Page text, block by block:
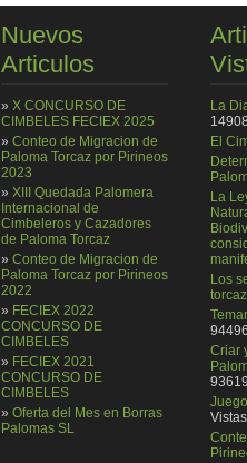
Nuevos
Articulos
» X CONCURSO DE
CIMBELES FECIEX 2025
» Conteo de Migracion de
Paloma Torcaz por Pirineos
2023
» XIII Quedada Palomera
Internacional de
Cimbeleros y Cazadores
de Paloma Torcaz
» Conteo de Migracion de
Paloma Torcaz por Pirineos
2022
» FECIEX 2022
CONCURSO DE
CIMBELES
» FECIEX 2021
CONCURSO DE
CIMBELES
» Oferta del Mes en Borras
Palomas SL
La
El
La
Los
torcaz
Criar
Vistas